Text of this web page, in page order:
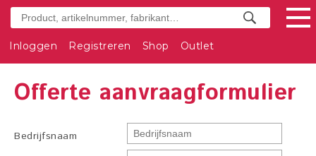
Inloggen Registreren Shop Outlet
Offerte aanvraagformulier
Bedrijfsnaam